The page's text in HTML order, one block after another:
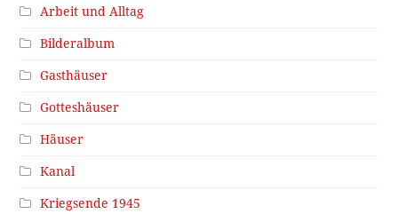
Arbeit und Alltag
Bilderalbum
Gasthäuser
Gotteshäuser
Häuser
Kanal
Kriegsende 1945